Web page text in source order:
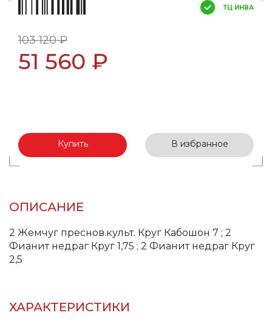
ТЦ ИНВА
103 120 ₽
51 560 ₽
Купить В избранное
ОПИСАНИЕ
2 Жемчуг преснов.культ. Круг Кабошон 7 ; 2
Фианит недраг Круг 1,75 ; 2 Фианит недраг Круг
2,5
ХАРАКТЕРИСТИКИ